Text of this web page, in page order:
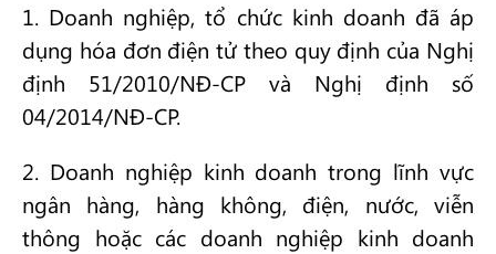
1. Doanh nghiệp, tổ chức kinh doanh đã áp
dụng hóa đơn điện tử theo quy định của Nghị
định 51/2010/NĐ-CP và Nghị định số
04/2014/NĐ-CP.
2. Doanh nghiệp kinh doanh trong lĩnh vực
ngân hàng, hàng không, điện, nước, viễn
thông hoặc các doanh nghiệp kinh doanh